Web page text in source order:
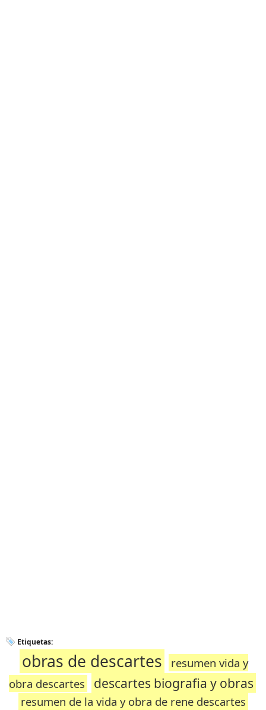
Etiquetas:
obras de descartes
resumen vida y
obra descartes
descartes biografia y obras
resumen de la vida y obra de rene descartes